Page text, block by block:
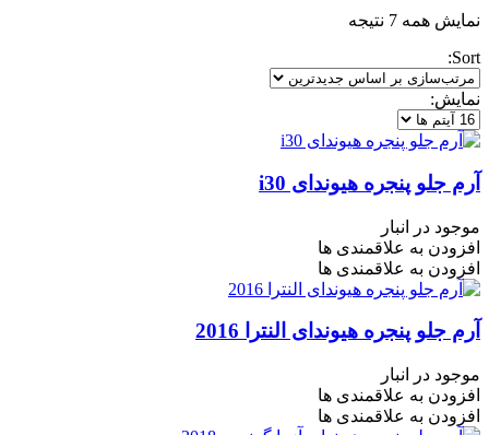
نمایش همه 7 نتیجه
جدیدترین
Sort:
نمایش:
آرم جلو پنجره هیوندای i30
موجود در انبار
افزودن به علاقمندی ها
افزودن به علاقمندی ها
آرم جلو پنجره هیوندای النترا 2016
موجود در انبار
افزودن به علاقمندی ها
افزودن به علاقمندی ها